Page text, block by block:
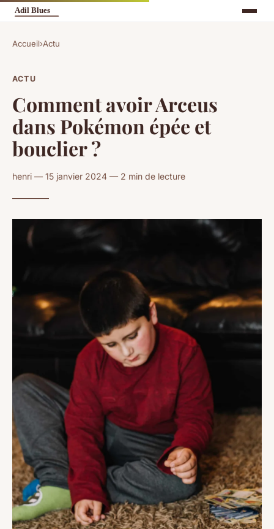
Accueil›Actu
ACTU
Comment avoir Arceus
dans Pokémon épée et
bouclier ?
henri — 15 janvier 2024 — 2 min de lecture